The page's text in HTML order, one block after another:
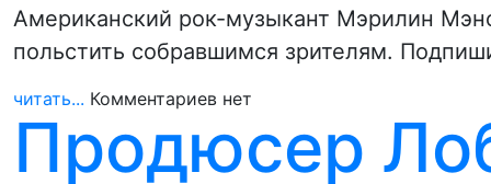
Американский рок-музыкант Мэрилин
польстить собравшимся зрителям.
читать... Комментариев нет
Продюсер